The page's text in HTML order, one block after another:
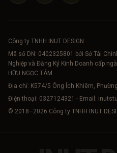
Công ty TNHH INUT DESIGN
Mã số DN: 0402325801
bởi Sở Tài
Nghiệp và Đăng Ký Kinh Doanh cấp
HỮU NGỌC TÂM
Địa chỉ: K574/5 Ông Ích Khiêm,
Điện thoại: 0327124321 - Email:
© 2018–2026 Công ty TNHH INUT